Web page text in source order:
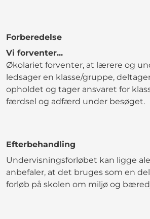
Forberedelse
Vi forventer...
Økolariet forventer, at lærere og
ledsager en klasse/gruppe,
opholdet og tager ansvaret for
færdsel og adfærd under besøget.
Efterbehandling
Undervisningsforløbet kan ligge
anbefaler, at det bruges som en
forløb på skolen om miljø og